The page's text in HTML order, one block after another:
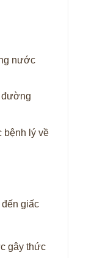
nước
đường
bệnh lý về
giấc
gây thức